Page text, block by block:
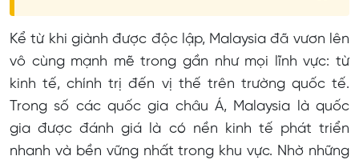
Kể từ khi giành được độc lập, Malaysia đã vươn lên
vô cùng mạnh mẽ trong gần như mọi lĩnh vực: từ
kinh tế, chính trị đến vị thế trên trường quốc tế.
Trong số các quốc gia châu Á, Malaysia là quốc
gia được đánh giá là có nền kinh tế phát triển
nhanh và bền vững nhất trong khu vực. Nhờ những